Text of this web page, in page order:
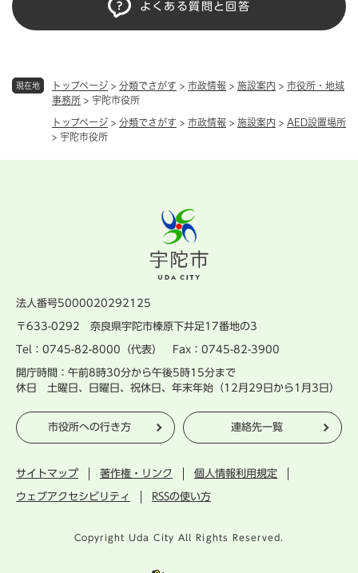
現在地 トップページ > 分類でさがす > 市政情報 > 施設案内 > 市役所・地域
事務所 > 宇陀市役所
トップページ > 分類でさがす > 市政情報 > 施設案内 > AED設置場所
> 宇陀市役所
よくある質問と回答
法人番号5000020292125
〒633-0292 奈良県宇陀市榛原下井足17番地の3
Tel：0745-82-8000（代表） Fax：0745-82-3900
開庁時間：午前8時30分から午後5時15分まで
休日 土曜日、日曜日、祝休日、年末年始（12月29日から1月3日）
市役所への行き方 連絡先一覧
サイトマップ 著作権・リンク 個人情報利用規定
ウェブアクセシビリティ RSSの使い方
Copyright Uda City All Rights Reserved.